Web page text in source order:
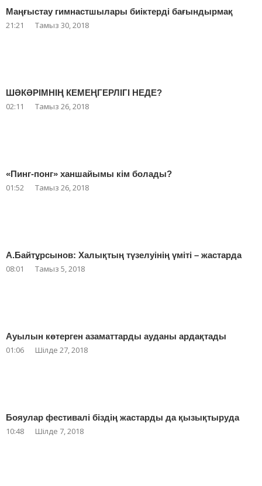
Маңғыстау гимнастшылары биіктерді бағындырмақ
21:21 Тамыз 30, 2018
ШӘКӘРІМНІҢ КЕМЕҢГЕРЛІГІ НЕДЕ?
02:11 Тамыз 26, 2018
«Пинг-понг» ханшайымы кім болады?
01:52 Тамыз 26, 2018
А.Байтұрсынов: Халықтың түзелуінің үміті – жастарда
08:01 Тамыз 5, 2018
Ауылын көтерген азаматтарды ауданы ардақтады
01:06 Шілде 27, 2018
Бояулар фестивалі біздің жастарды да қызықтыруда
10:48 Шілде 7, 2018